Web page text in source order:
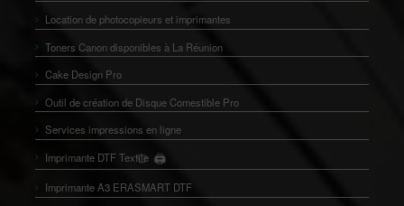
Location de photocopieurs et imprimantes
Toners Canon disponibles à La Réunion
Cake Design Pro
Outil de création de Disque Comestible Pro
Services impressions en ligne
Imprimante DTF Textile 🖨️
👕
Imprimante A3 ERASMART DTF